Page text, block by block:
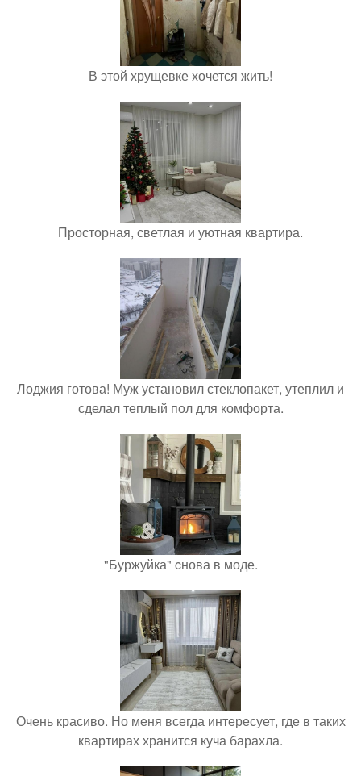
В этой хрущевке хочется жить!
Просторная, светлая и уютная квартира.
Лоджия готова! Муж установил стеклопакет, утеплил и
сделал теплый пол для комфорта.
"Буржуйка" cнова в моде.
Очень красиво. Но меня всегда интересует, где в таких
квартирах хранится куча барахла.